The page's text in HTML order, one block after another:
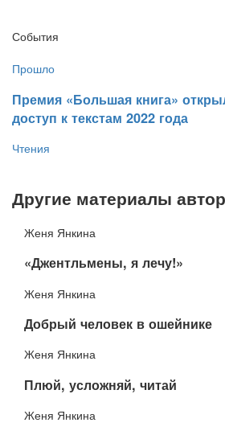
События
Прошло
​Премия «Большая книга»
доступ к текстам 2022 года
Чтения
Другие материалы
Женя Янкина
​«Джентльмены, я лечу!»
Женя Янкина
​Добрый человек в ошейнике
Женя Янкина
​Плюй, усложняй, читай
Женя Янкина